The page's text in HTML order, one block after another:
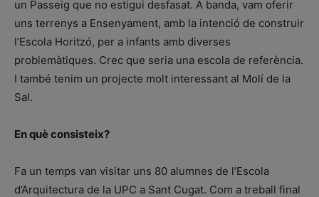
un Passeig que no estigui desfasat. A banda, vam oferir
uns terrenys a Ensenyament, amb la intenció de construir
l’Escola Horitzó, per a infants amb diverses
problemàtiques. Crec que seria una escola de referència.
I també tenim un projecte molt interessant al Molí de la
Sal.
En què consisteix?
Fa un temps van visitar uns 80 alumnes de l’Escola
d’Arquitectura de la UPC a Sant Cugat. Com a treball final